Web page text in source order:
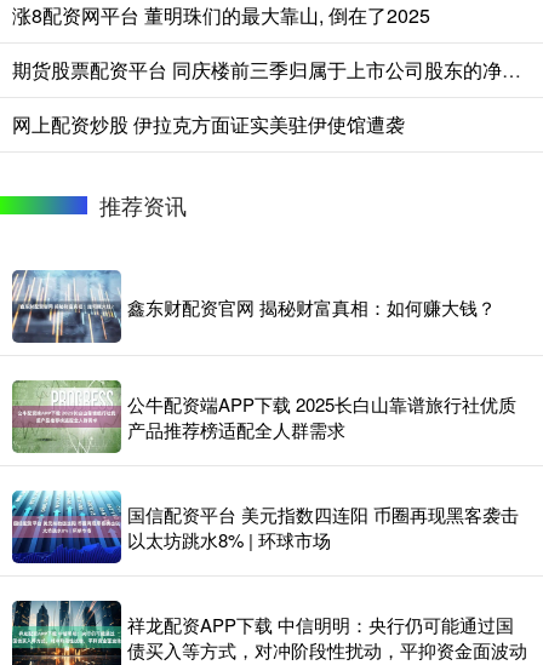
涨8配资网平台 董明珠们的最大靠山, 倒在了2025
期货股票配资平台 同庆楼前三季归属于上市公司股东的净利润同比减少63.79%
网上配资炒股 伊拉克方面证实美驻伊使馆遭袭
推荐资讯
鑫东财配资官网 揭秘财富真相：如何赚大钱？
公牛配资端APP下载 2025长白山靠谱旅行社优质
产品推荐榜适配全人群需求
国信配资平台 美元指数四连阳 币圈再现黑客袭击
以太坊跳水8% | 环球市场
祥龙配资APP下载 中信明明：央行仍可能通过国
债买入等方式，对冲阶段性扰动，平抑资金面波动